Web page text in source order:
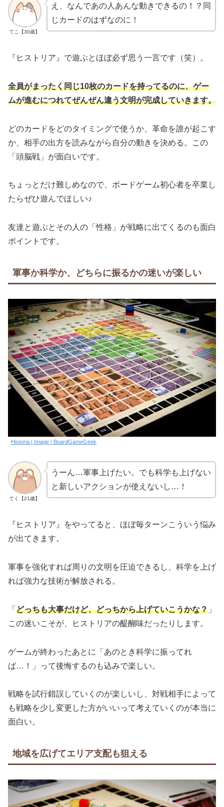
てこ【30歳】
え、なんであの人あんな動きできるの！？同
じカードのはずなのに！
『ヒストリア』で遊ぶとほぼ必ず思う一言です（笑）。
全員がまったく同じ10枚のカードを持ってるのに、ゲー
ムが進むにつれてぜんぜん違う文明が完成していきます。
どのカードをどのタイミングで使うか、革命を誰が起こす
か、相手の出方を読みながら自分の動きを決める。この
「頭脳戦」が面白いです。
ちょっとだけ難しめなので、ボードゲーム初心者を卒業し
たらぜひ遊んでほしい♪
友達と遊ぶとその人の「性格」が戦略に出てくるのも面白
ポイントです。
軍事か科学か、どちらに振るかの迷いが楽しい
Historia | Image | BoardGameGeek
てく【21歳】
うーん…軍事上げたい。でも科学も上げない
と新しいアクションが使えないし…！
『ヒストリア』をやってると、ほぼ毎ターンこういう悩み
が出てきます。
軍事を強化すれば周りの文明を圧迫できるし、科学を上げ
れば強力な技術が解放される。
「 どっちも大事だけど、どっちから上げていこうかな？ 」
この迷いこそが、ヒストリアの醍醐味だったりします。
ゲームが終わったあとに「あのとき科学に振ってれ
ば…！」って後悔するのも込みで楽しい。
戦略を試行錯誤していくのが楽しいし、対戦相手によって
も戦略を少し変更した方がいいって考えていくのが本当に
面白い。
地域を広げてエリア支配も狙える